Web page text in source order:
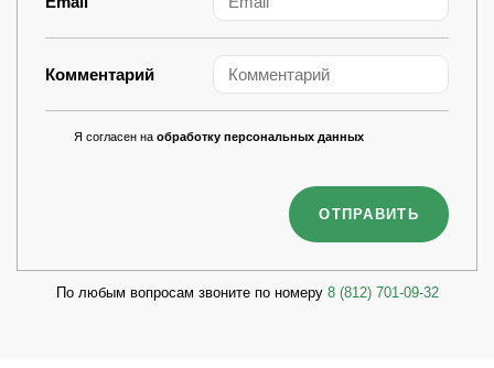
Комментарий
Я согласен на обработку персональных данных
По любым вопросам звоните по номеру 8 (812) 701-09-32